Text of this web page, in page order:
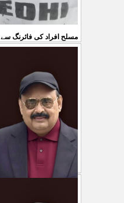
مسلح افراد کی فائرنگ سے
سمیع الدین رحمانی ک